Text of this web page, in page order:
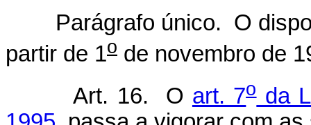
Parágrafo único. O
partir de 1o de novembro de
Art. 16. O art. 7oda